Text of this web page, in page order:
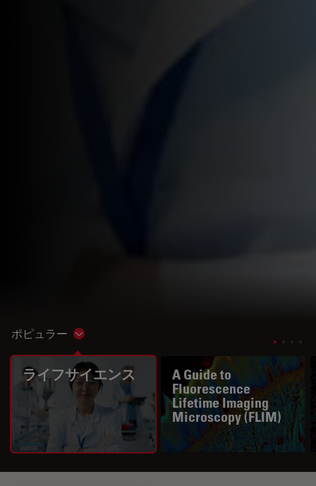
ポピュラー Show subnavigation
ライフサイエンス
A Guide to
Fluorescence
Lifetime Imaging
Microscopy (FLIM)